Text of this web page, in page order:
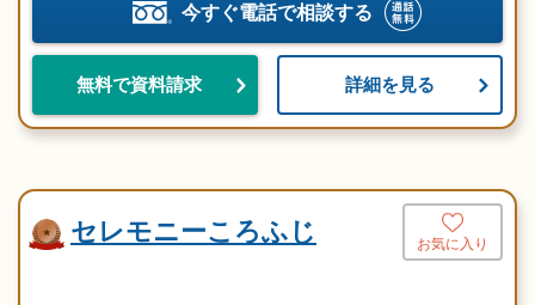
今すぐ電話で相談する
無料で資料請求 詳細を見る
セレモニーころふじ お気に入り